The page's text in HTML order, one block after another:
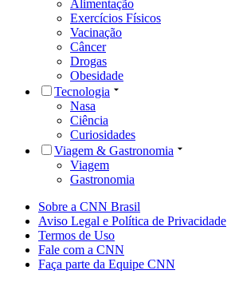
Alimentação
Exercícios Físicos
Vacinação
Câncer
Drogas
Obesidade
Tecnologia
Nasa
Ciência
Curiosidades
Viagem & Gastronomia
Viagem
Gastronomia
Sobre a CNN Brasil
Aviso Legal e Política de Privacidade
Termos de Uso
Fale com a CNN
Faça parte da Equipe CNN